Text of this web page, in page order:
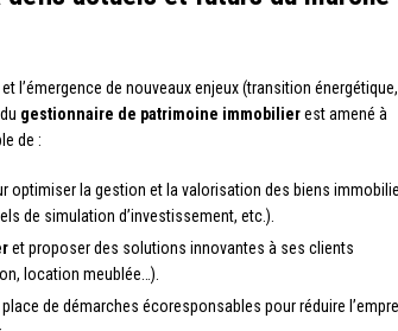
de nouveaux enjeux (transition énergétique,
gestionnaire de patrimoine immobilierest amené à
de :
optimiser la gestion et la valorisation des biens
de simulation d’investissement, etc.).
et proposer des solutions innovantes à ses clients
location meublée…).
de démarches écoresponsables pour réduire